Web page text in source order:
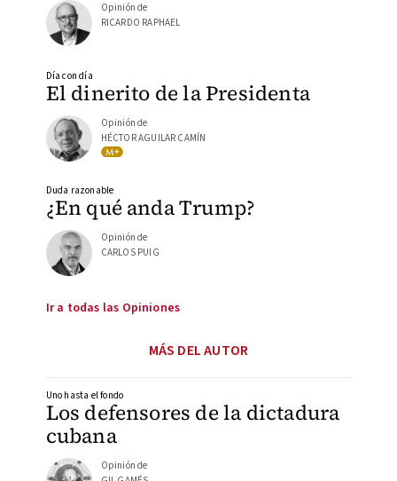
Opinión de
RICARDO RAPHAEL
El dinerito de la Presidenta
Día con día
Opinión de
HÉCTOR AGUILAR CAMÍN
¿En qué anda Trump?
Duda razonable
Opinión de
CARLOS PUIG
Ir a todas las Opiniones
MÁS DEL AUTOR
Los defensores de la dictadura
cubana
Uno hasta el fondo
Opinión de